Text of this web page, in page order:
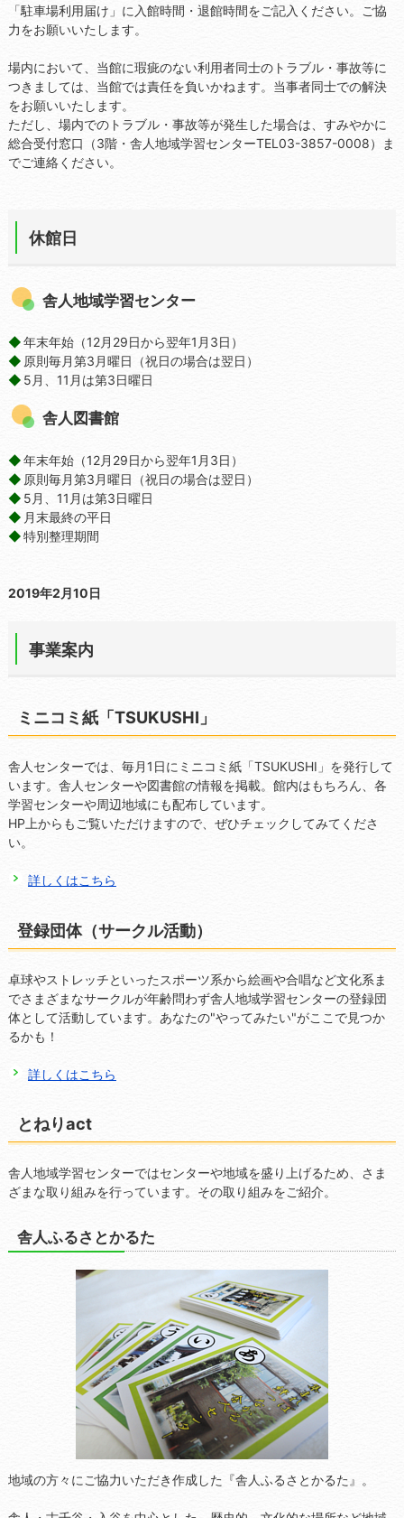
「駐車場利用届け」に入館時間・退館時間をご記入ください。ご協
力をお願いいたします。
場内において、当館に瑕疵のない利用者同士のトラブル・事故等に
つきましては、当館では責任を負いかねます。当事者同士での解決
をお願いいたします。
ただし、場内でのトラブル・事故等が発生した場合は、すみやかに
総合受付窓口（3階・舎人地域学習センターTEL03-3857-0008）ま
でご連絡ください。
休館日
舎人地域学習センター
年末年始（12月29日から翌年1月3日）
原則毎月第3月曜日（祝日の場合は翌日）
5月、11月は第3日曜日
舎人図書館
年末年始（12月29日から翌年1月3日）
原則毎月第3月曜日（祝日の場合は翌日）
5月、11月は第3日曜日
月末最終の平日
特別整理期間
2019年2月10日
事業案内
ミニコミ紙「TSUKUSHI」
舎人センターでは、毎月1日にミニコミ紙「TSUKUSHI」を発行して
います。舎人センターや図書館の情報を掲載。館内はもちろん、各
学習センターや周辺地域にも配布しています。
HP上からもご覧いただけますので、ぜひチェックしてみてくださ
い。
詳しくはこちら
登録団体（サークル活動）
卓球やストレッチといったスポーツ系から絵画や合唱など文化系ま
でさまざまなサークルが年齢問わず舎人地域学習センターの登録団
体として活動しています。あなたの"やってみたい"がここで見つか
るかも！
詳しくはこちら
とねりact
舎人地域学習センターではセンターや地域を盛り上げるため、さま
ざまな取り組みを行っています。その取り組みをご紹介。
舎人ふるさとかるた
地域の方々にご協力いただき作成した『舎人ふるさとかるた』。